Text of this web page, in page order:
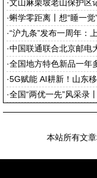
·文山麻栗坡老山保护区
·蝌学零距离丨想“睡一
·“沪九条”发布一周年：
场”
·中国联通联合北京邮电
·全国地方特色新品一年
·5G赋能 AI耕新！山东
·全国“两优一先”风采录
本站所有文